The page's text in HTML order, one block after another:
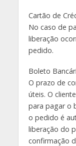
Cartão de
No caso de
liberação
pedido.
Boleto
O prazo de
úteis. O
para pagar o
o pedido é
liberação do
confirmação